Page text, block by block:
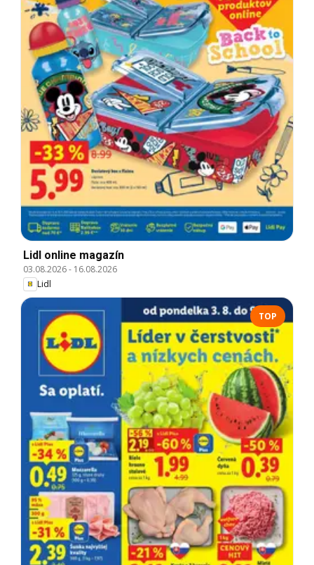
Lidl online magazín
03.08.2026- 16.08.2026
Lidl
TOP